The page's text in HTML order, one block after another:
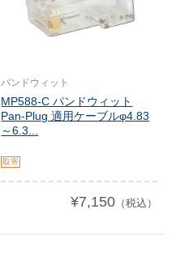
パンドウィット
MP588-C パンドウィット
Pan-Plug 適用ケーブルφ4.83
～6.3...
取寄
¥7,150（税込）